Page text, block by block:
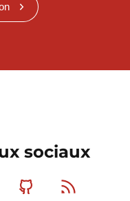
sociaux
MastodonGithub